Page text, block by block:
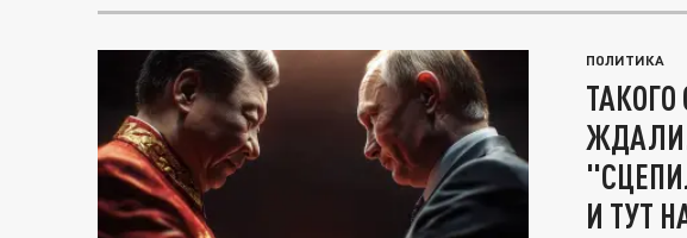
ПОЛИТИКА
И ТУТ